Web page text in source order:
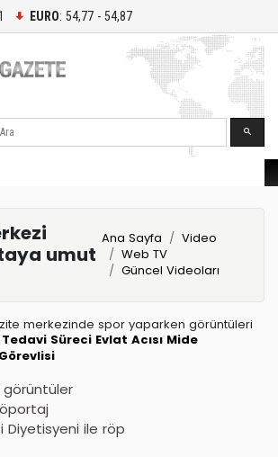
EURO: 54,77 - 54,87
umut
Ana Sayfa
Video
Web TV
Güncel Videoları
merkezinde spor yaparken görüntüleri
Tedavi Süreci Evlat Acısı Mide
Diyetisyeni ile röp